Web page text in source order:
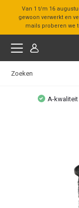
Van 1 t/m 16
gewoon verwerkt en
mails proberen we
A-